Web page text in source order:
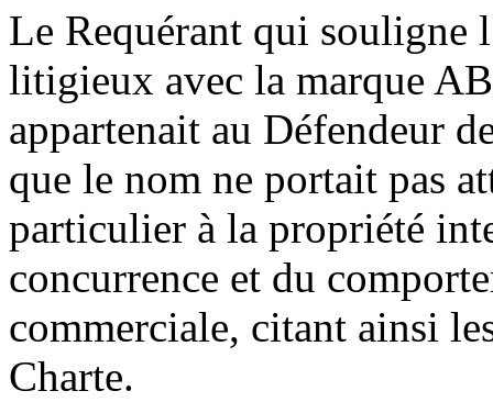
Le Requérant qui souligne
litigieux avec la marque
appartenait au Défendeur
que le nom ne portait pas
particulier à la propriété
concurrence et du
commerciale, citant ainsi
Charte.